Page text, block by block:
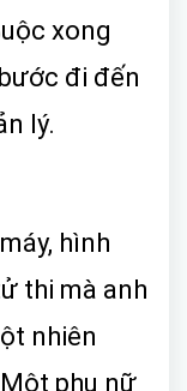
xong
đi đến
lý.
hình
thi mà anh
nhiên
phụ nữ